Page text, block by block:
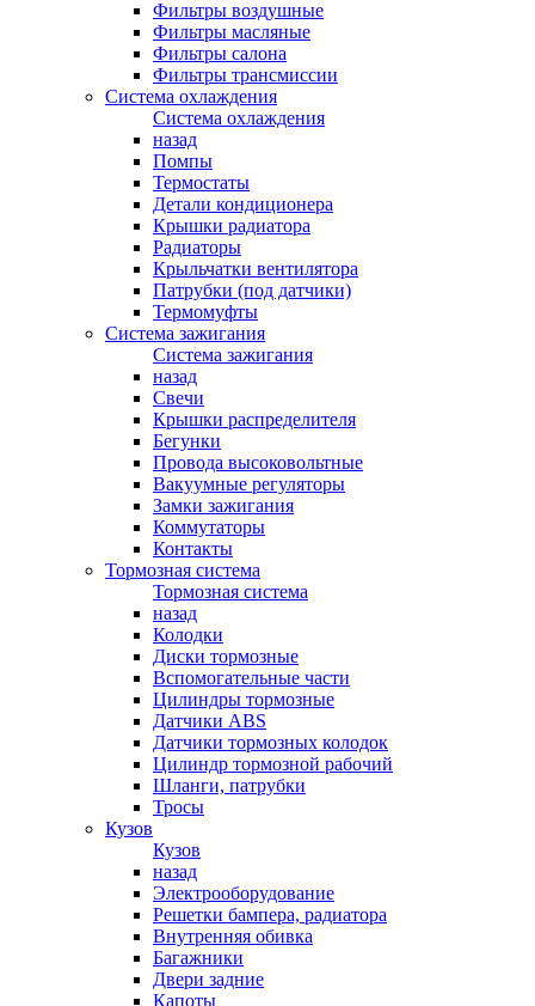
Фильтры воздушные
Фильтры масляные
Фильтры салона
Фильтры трансмиссии
Система охлаждения
Система охлаждения
назад
Помпы
Термостаты
Детали кондиционера
Крышки радиатора
Радиаторы
Крыльчатки вентилятора
Патрубки (под датчики)
Термомуфты
Система зажигания
Система зажигания
назад
Свечи
Крышки распределителя
Бегунки
Провода высоковольтные
Вакуумные регуляторы
Замки зажигания
Коммутаторы
Контакты
Тормозная система
Тормозная система
назад
Колодки
Диски тормозные
Вспомогательные части
Цилиндры тормозные
Датчики ABS
Датчики тормозных колодок
Цилиндр тормозной рабочий
Шланги, патрубки
Тросы
Кузов
Кузов
назад
Электрооборудование
Решетки бампера, радиатора
Внутренняя обивка
Багажники
Двери задние
Капоты